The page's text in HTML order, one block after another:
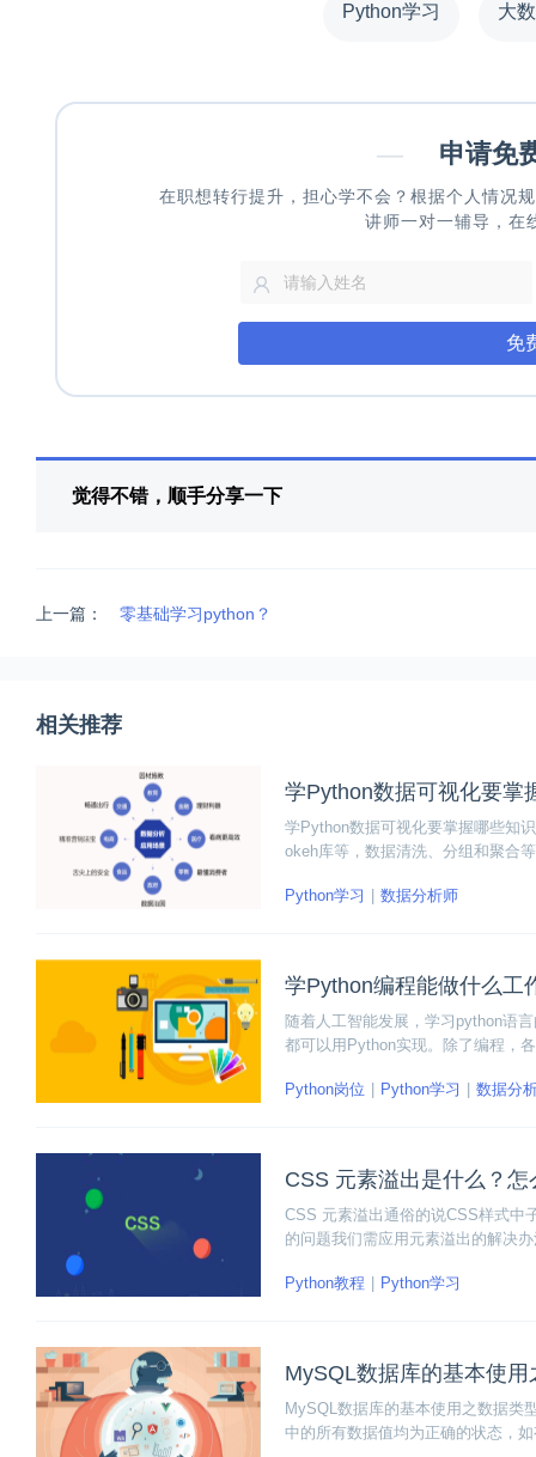
Python学习 大
— 申请免
在职想转行提升，担心学不会？根据个人情况
讲师一对一辅导，在
免
觉得不错，顺手分享一下
上一篇： 零基础学习python？
相关推荐
学Python数据可视化要掌
学Python数据可视化要掌握哪些知
okeh库等，数据清洗、分组和聚合
Python学习
数据分析师
学Python编程能做什么工
随着人工智能发展，学习python语
都可以用Python实现。除了编程，
Python岗位 Python学习 数据分
CSS 元素溢出是什么？怎
CSS 元素溢出通俗的说CSS样式中
的问题我们需应用元素溢出的解决
Python教程 Python学习
MySQL数据库的基本使
MySQL数据库的基本使用之数据类
中的所有数据值均为正确的状态，